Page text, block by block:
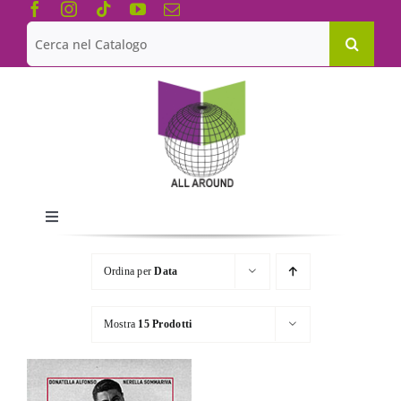
Salta
contenuto
Cerca
per:
Toggle
Navigation
Chi siamo
Le Collane
Catalogo
Ordina perData
Mostra 15 Prodotti